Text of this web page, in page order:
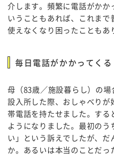
介します。頻繁に電話がかか
いうこともあれば、これま
使えなくなり困ったこともあ
毎日電話がかかってくる
母（83歳／施設暮らし）の
設入所した際、おしゃべり
帯電話を持たせました。する
ようになりました。最初の
い」という訴えでしたが、
か。あるいは本当のことだ